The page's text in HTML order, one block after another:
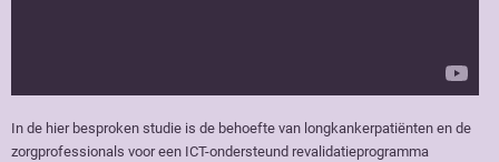
In de hier besproken studie is de behoefte van longkankerpatiënten en de
zorgprofessionals voor een ICT-ondersteund revalidatieprogramma